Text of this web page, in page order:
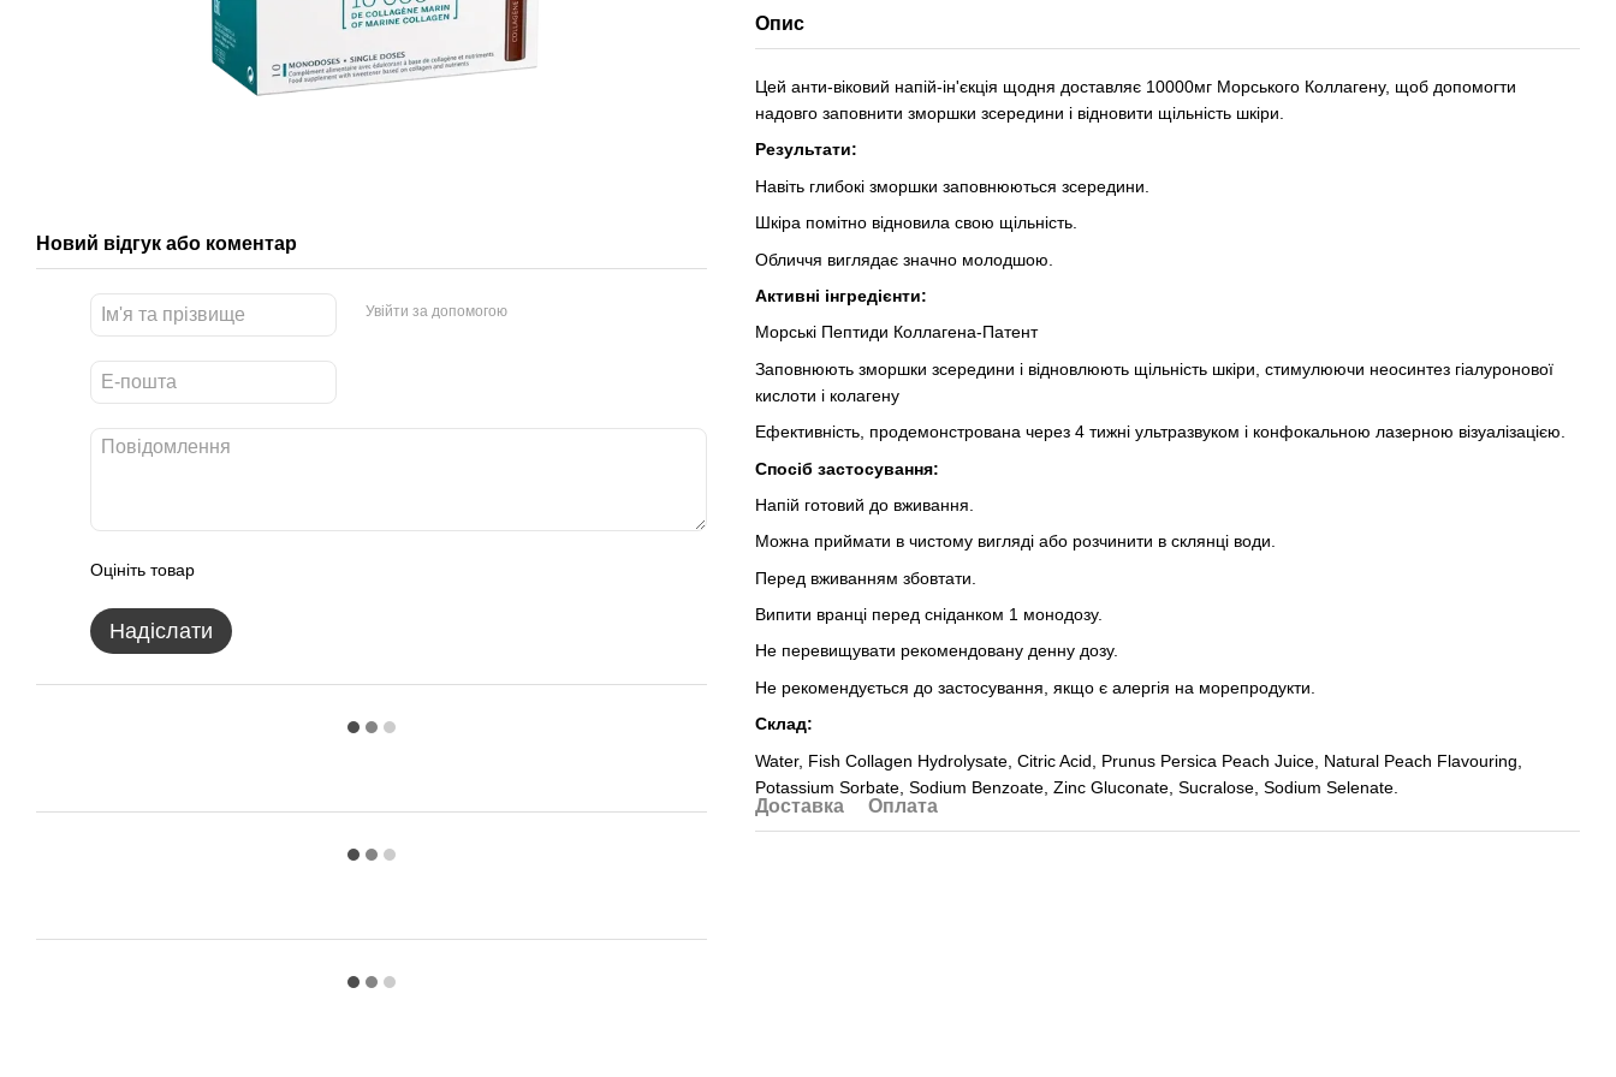
Новий відгук або коментар
Увійти за допомогою
Оцініть товар
Надіслати
Опис
Цей анти-віковий напій-ін'єкція щодня доставляє 10000мг Морського Коллагену, щоб допомогти
надовго заповнити зморшки зсередини і відновити щільність шкіри.
Результати:
Навіть глибокі зморшки заповнюються зсередини.
Шкіра помітно відновила свою щільність.
Обличчя виглядає значно молодшою.
Активні інгредієнти:
Морські Пептиди Коллагена-Патент
Заповнюють зморшки зсередини і відновлюють щільність шкіри, стимулюючи неосинтез гіалуронової
кислоти і колагену
Ефективність, продемонстрована через 4 тижні ультразвуком і конфокальною лазерною візуалізацією.
Спосіб застосування:
Напій готовий до вживання.
Можна приймати в чистому вигляді або розчинити в склянці води.
Перед вживанням збовтати.
Випити вранці перед сніданком 1 монодозу.
Не перевищувати рекомендовану денну дозу.
Не рекомендується до застосування, якщо є алергія на морепродукти.
Склад:
Water, Fish Collagen Hydrolysate, Citric Acid, Prunus Persica Peach Juice, Natural Peach Flavouring,
Potassium Sorbate, Sodium Benzoate, Zinc Gluconate, Sucralose, Sodium Selenate.
Доставка Оплата